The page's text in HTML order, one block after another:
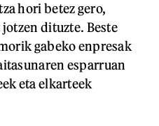
hori betez gero,
dituzte. Beste
gabeko enpresak
esparruan
eta elkarteek